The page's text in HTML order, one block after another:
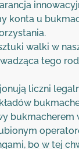
konta u
walki w
tego
liczni
bukmacherem
bo w tej